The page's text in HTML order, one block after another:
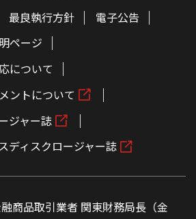
最良執行方針
電子公告
ページ
について
ントについて
ジャー誌
ディスクロージャー誌
商品取引業者 関東財務局長（金